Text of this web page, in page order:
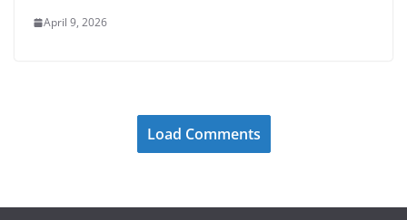
April 9, 2026
Load Comments